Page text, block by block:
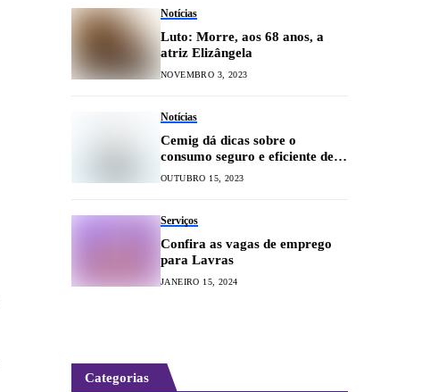
Notícias
Luto: Morre, aos 68 anos, a
atriz Elizângela
NOVEMBRO 3, 2023
Notícias
Cemig dá dicas sobre o
consumo seguro e eficiente de
energia elétrica
OUTUBRO 15, 2023
Serviços
Confira as vagas de emprego
para Lavras
JANEIRO 15, 2024
Categorias